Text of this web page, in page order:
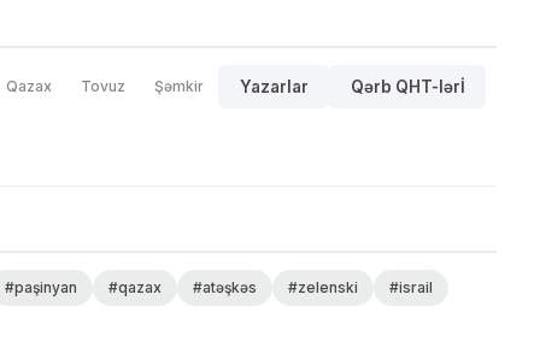
Qazax Tovuz Şəmkir Yazarlar Qərb QHT-lərİ
#paşinyan #qazax #atəşkəs #zelenski
#israil